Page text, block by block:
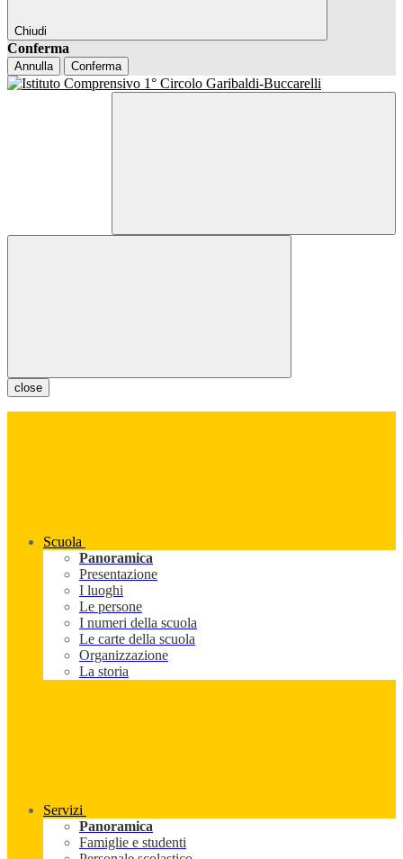
Chiudi
Conferma
Annulla Conferma
close
Scuola
Panoramica
Presentazione
I luoghi
Le persone
I numeri della scuola
Le carte della scuola
Organizzazione
La storia
Servizi
Panoramica
Famiglie e studenti